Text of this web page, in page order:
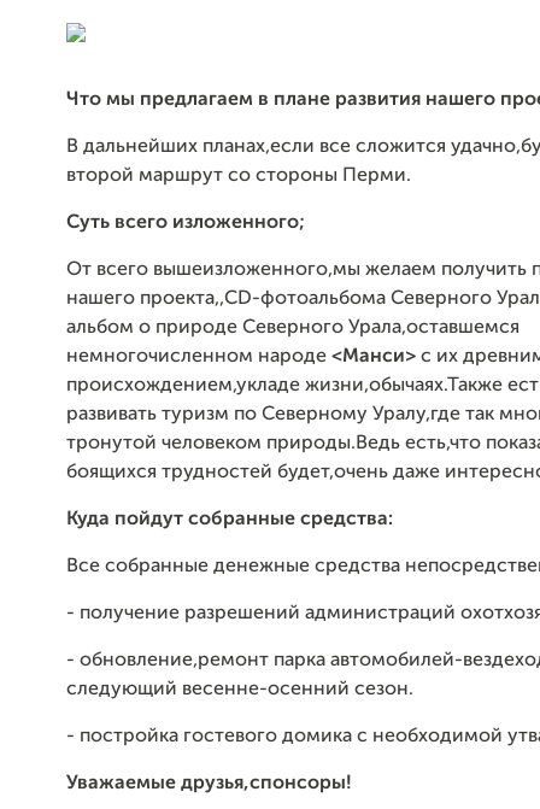
Что мы предлагаем в плане развития нашего
В дальнейших планах,если все сложится
второй маршрут со стороны Перми.
Суть всего изложенного;
От всего вышеизложенного,мы желаем получить
нашего проекта,,CD-фотоальбома Северного
альбом о природе Северного Урала,оставшемся
немногочисленном народе <Манси> с их
происхождением,укладе жизни,обычаях.Также
развивать туризм по Северному Уралу,где так
тронутой человеком природы.Ведь есть,что
боящихся трудностей будет,очень даже
Куда пойдут собранные средства:
Все собранные денежные средства
- получение разрешений администраций
- обновление,ремонт парка автомобилей-
следующий весенне-осенний сезон.
- постройка гостевого домика с необходимой
Уважаемые друзья,спонсоры!